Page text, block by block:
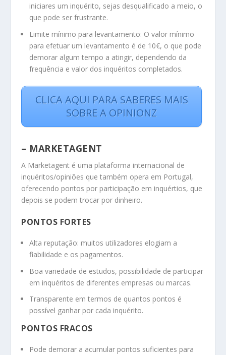
iniciares um inquérito, sejas desqualificado a meio, o
que pode ser frustrante.
Limite mínimo para levantamento: O valor mínimo
para efetuar um levantamento é de 10€, o que pode
demorar algum tempo a atingir, dependendo da
frequência e valor dos inquéritos completados.
CLICA AQUI PARA SABERES MAIS
SOBRE A OPINIONZ
– MARKETAGENT
A Marketagent é uma plataforma internacional de
inquéritos/opiniões que também opera em Portugal,
oferecendo pontos por participação em inquértios, que
depois se podem trocar por dinheiro.
PONTOS FORTES
Alta reputação: muitos utilizadores elogiam a
fiabilidade e os pagamentos.
Boa variedade de estudos, possibilidade de participar
em inquéritos de diferentes empresas ou marcas.
Transparente em termos de quantos pontos é
possível ganhar por cada inquérito.
PONTOS FRACOS
Pode demorar a acumular pontos suficientes para